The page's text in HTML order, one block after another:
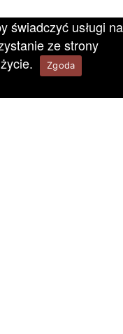
świadczyć usługi na
ze strony
Zgoda